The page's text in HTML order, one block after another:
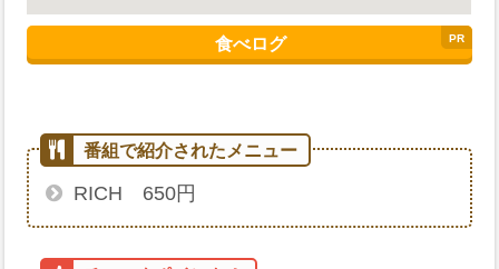
食べログ
RICH 650円